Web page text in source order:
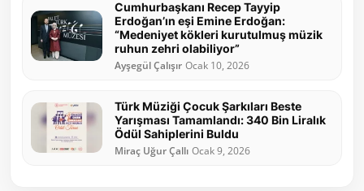
Cumhurbaşkanı Recep Tayyip
Erdoğan’ın eşi Emine Erdoğan:
“Medeniyet kökleri kurutulmuş müzik
ruhun zehri olabiliyor”
Ayşegül Çalışır Ocak 10, 2026
Türk Müziği Çocuk Şarkıları Beste
Yarışması Tamamlandı: 340 Bin Liralık
Ödül Sahiplerini Buldu
Miraç Uğur Çallı Ocak 9, 2026